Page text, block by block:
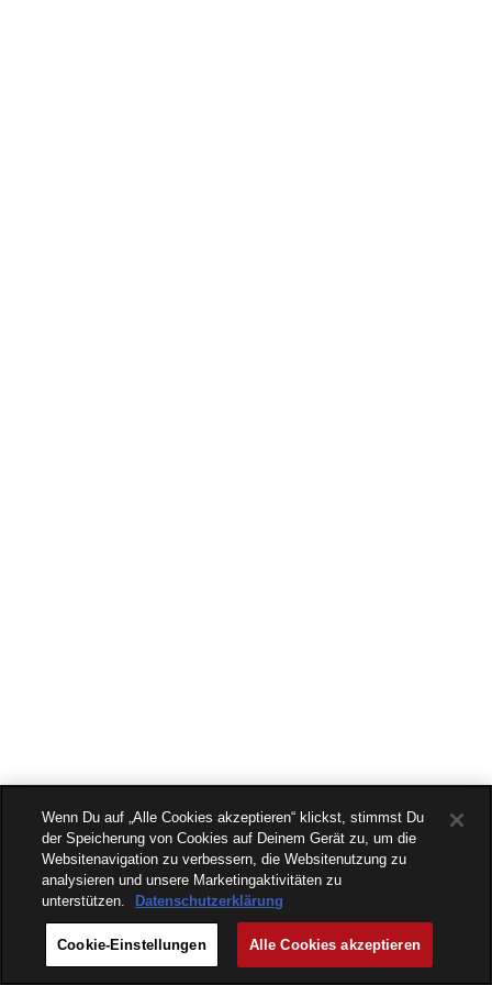
Wenn Du auf „Alle Cookies akzeptieren“ klickst, stimmst Du
der Speicherung von Cookies auf Deinem Gerät zu, um die
Websitenavigation zu verbessern, die Websitenutzung zu
analysieren und unsere Marketingaktivitäten zu
unterstützen.
Datenschutzerklärung
Cookie-Einstellungen Alle Cookies akzeptieren